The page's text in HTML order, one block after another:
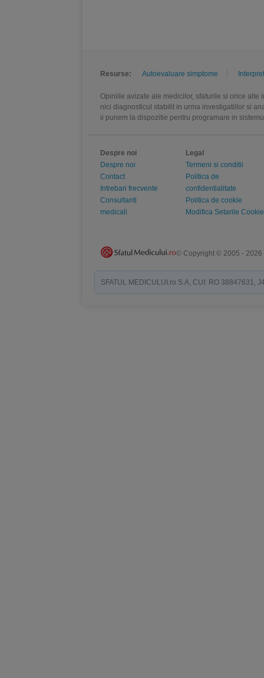
Resurse: Autoevaluare simptome
Opiniile avizate ale medicilor, sfaturile si orice
nici diagnosticul stabilit in urma investigatiilor si
ii punem la dispozitie pentru programare in
Despre noi
Despre noi
Contact
Intrebari frecvente
Consultanti
medicali
Legal
Termeni si conditii
Politica de
confidentialitate
Politica de cookie
Modifica Setarile Cookie
© Copyright © 2005 - 2026
SFATUL MEDICULUI.ro S.A, CUI: RO 38847631,